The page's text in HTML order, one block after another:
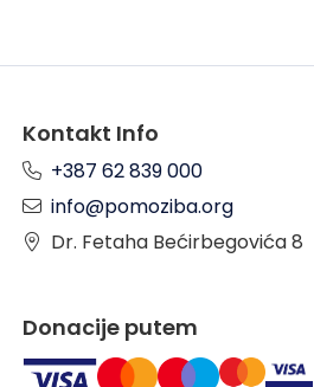
Kontakt Info
+387 62 839 000
info@pomoziba.org
Dr. Fetaha Bećirbegovića 8
Donacije putem